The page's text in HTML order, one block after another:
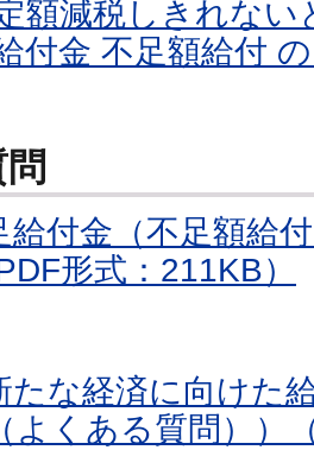
額減税しきれない
付金 不足額給付
給付金（不足額給
形式：211KB）
たな経済に向けた
よくある質問））